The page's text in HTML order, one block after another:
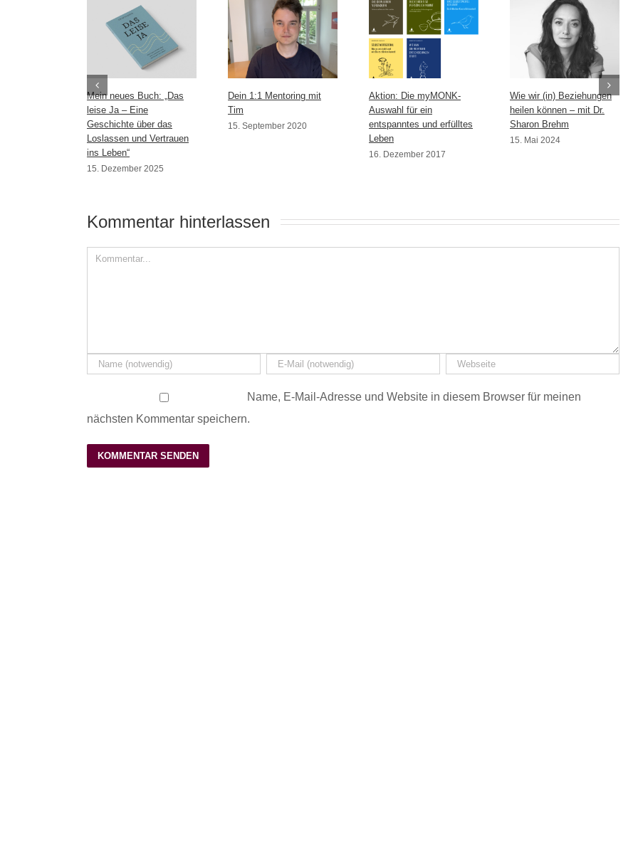
Mein neues Buch: „Das
leise Ja – Eine
Geschichte über das
Loslassen und Vertrauen
ins Leben“
15. Dezember 2025
Dein 1:1 Mentoring mit
Tim
15. September 2020
Aktion: Die myMONK-
Auswahl für ein
entspanntes und erfülltes
Leben
16. Dezember 2017
Wie wir (in) Beziehungen
heilen können – mit Dr.
Sharon Brehm
15. Mai 2024
Kommentar hinterlassen
Name, E-Mail-Adresse und Website in diesem Browser für meinen
nächsten Kommentar speichern.